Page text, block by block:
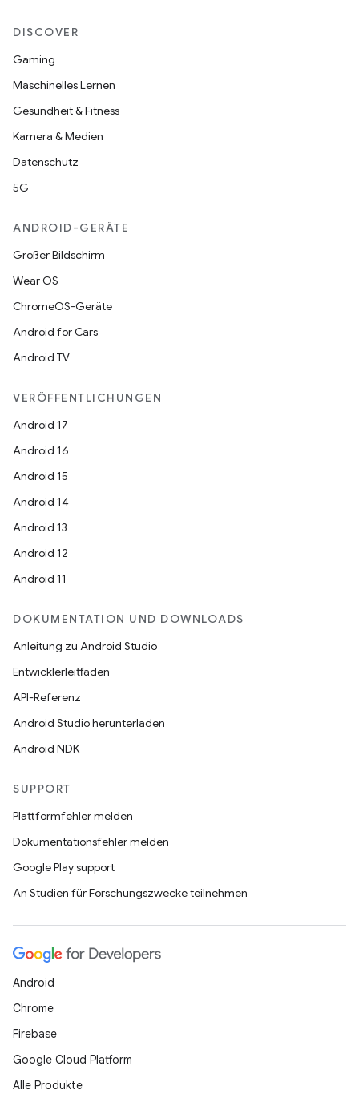
DISCOVER
Gaming
Maschinelles Lernen
Gesundheit & Fitness
Kamera & Medien
Datenschutz
5G
ANDROID-GERÄTE
Großer Bildschirm
Wear OS
ChromeOS-Geräte
Android for Cars
Android TV
VERÖFFENTLICHUNGEN
Android 17
Android 16
Android 15
Android 14
Android 13
Android 12
Android 11
DOKUMENTATION UND DOWNLOADS
Anleitung zu Android Studio
Entwicklerleitfäden
API-Referenz
Android Studio herunterladen
Android NDK
SUPPORT
Plattformfehler melden
Dokumentationsfehler melden
Google Play support
An Studien für Forschungszwecke teilnehmen
Android
Chrome
Firebase
Google Cloud Platform
Alle Produkte